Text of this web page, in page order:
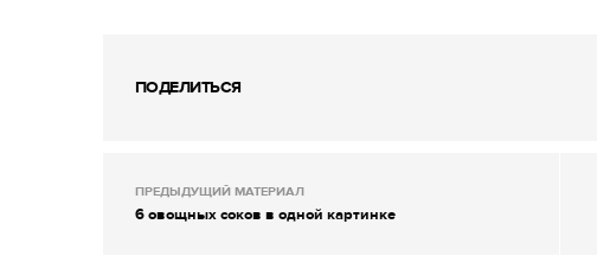
ПОДЕЛИТЬСЯ
ПРЕДЫДУЩИЙ МАТЕРИАЛ
6 овощных соков в одной картинке